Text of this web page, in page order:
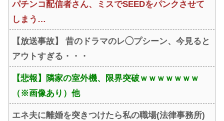
パチンコ配信者さん、ミスでSEEDをパンクさせて
しまう…
【放送事故】 昔のドラマのレ◯プシーン、今見ると
アウトすぎる・・・
【悲報】隣家の室外機、限界突破ｗｗｗｗｗｗｗ
（※画像あり）他
エネ夫に離婚を突きつけたら私の職場(法律事務所)